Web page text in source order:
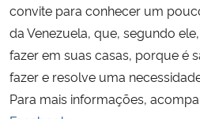
convite para conhecer um
da Venezuela, que, segundo
fazer em suas casas, porque é
fazer e resolve uma
Para mais informações,